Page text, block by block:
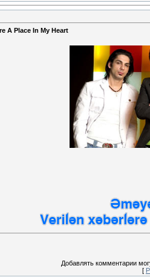
A Place In My Heart
Добавлять комментарии
[